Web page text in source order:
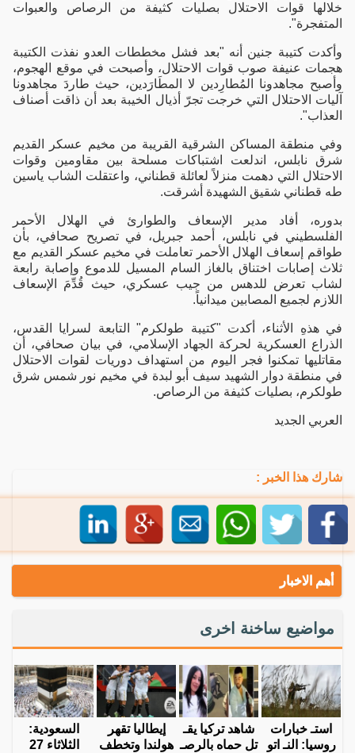
خلالها قوات الاحتلال بصليات كثيفة من الرصاص والعبوات
المتفجرة".
وأكدت كتيبة جنين أنه "بعد فشل مخططات العدو نفذت الكتيبة
هجمات عنيفة صوب قوات الاحتلال، وأصبحت في موقع الهجوم،
وأصبح مجاهدونا المُطارِدين لا المطَارَدين، حيث طاردَ مجاهدونا
آليات الاحتلال التي خرجت تجرّ أذيال الخيبة بعد أن ذاقت أصناف
العذاب".
وفي منطقة المساكن الشرقية القريبة من مخيم عسكر القديم
شرق نابلس، اندلعت اشتباكات مسلحة بين مقاومين وقوات
الاحتلال التي دهمت منزلاً لعائلة قطناني، واعتقلت الشاب ياسين
طه قطناني شقيق الشهيدة أشرقت.
بدوره، أفاد مدير الإسعاف والطوارئ في الهلال الأحمر
الفلسطيني في نابلس، أحمد جبريل، في تصريح صحافي، بأن
طواقم إسعاف الهلال الأحمر تعاملت في مخيم عسكر القديم مع
ثلاث إصابات اختناق بالغاز السام المسيل للدموع وإصابة رابعة
لشاب تعرض للدهس من جيب عسكري، حيث قُدِّمَ الإسعاف
اللازم لجميع المصابين ميدانياً.
في هذهِ الأثناء، أكدت "كتيبة طولكرم" التابعة لسرايا القدس،
الذراع العسكرية لحركة الجهاد الإسلامي، في بيان صحافي، أن
مقاتليها تمكنوا فجر اليوم من استهداف دوريات لقوات الاحتلال
في منطقة دوار الشهيد سيف أبو لبدة في مخيم نور شمس شرق
طولكرم، بصليات كثيفة من الرصاص.
العربي الجديد
شارك هذا الخبر :
أهم الاخبار
مواضيع ساخنة اخرى
استـ خبارات
روسيا: النـ اتو
شاهد تركيا يقـ
تل حماه بالرصـ
إيطاليا تقهر
هولندا وتخطف
السعودية:
الثلاثاء 27